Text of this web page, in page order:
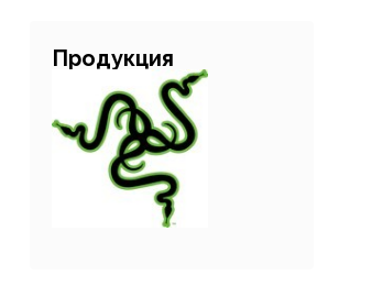
Продукция